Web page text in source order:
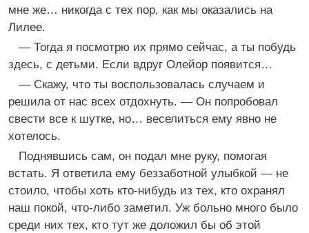
мне же… никогда с тех пор, как мы оказались на
Лилее.
— Тогда я посмотрю их прямо сейчас, а ты побудь
здесь, с детьми. Если вдруг Олейор появится…
— Скажу, что ты воспользовалась случаем и
решила от нас всех отдохнуть. — Он попробовал
свести все к шутке, но… веселиться ему явно не
хотелось.
Поднявшись сам, он подал мне руку, помогая
встать. Я ответила ему беззаботной улыбкой — не
стоило, чтобы хоть кто-нибудь из тех, кто охранял
наш покой, что-либо заметил. Уж больно много было
среди них тех, кто тут же доложил бы об этой